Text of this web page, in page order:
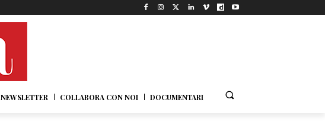
NEWSLETTER COLLABORA CON NOI DOCUMENTARI